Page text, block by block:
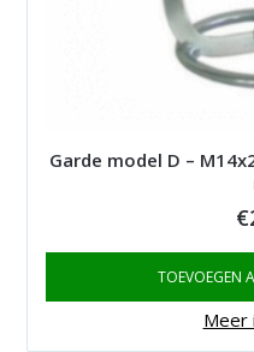
Garde model D –
€
TOEVOEGEN
Meer